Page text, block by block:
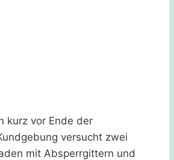
kurz vor Ende der
versucht zwei
mit Absperrgittern und